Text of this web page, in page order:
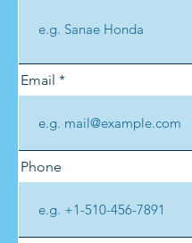
Email
Phone